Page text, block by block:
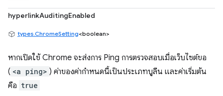
hyperlinkAuditingEnabled
types.ChromeSetting<boolean>
หากเปิดใช้ Chrome จะส่งการ Ping การตรวจสอบเมื่อเว็บไซต์ขอ
( <a ping> ) ค่าของค่ากำหนดนี้เป็นประเภทบูลีน และค่าเริ่มต้น
คือ true